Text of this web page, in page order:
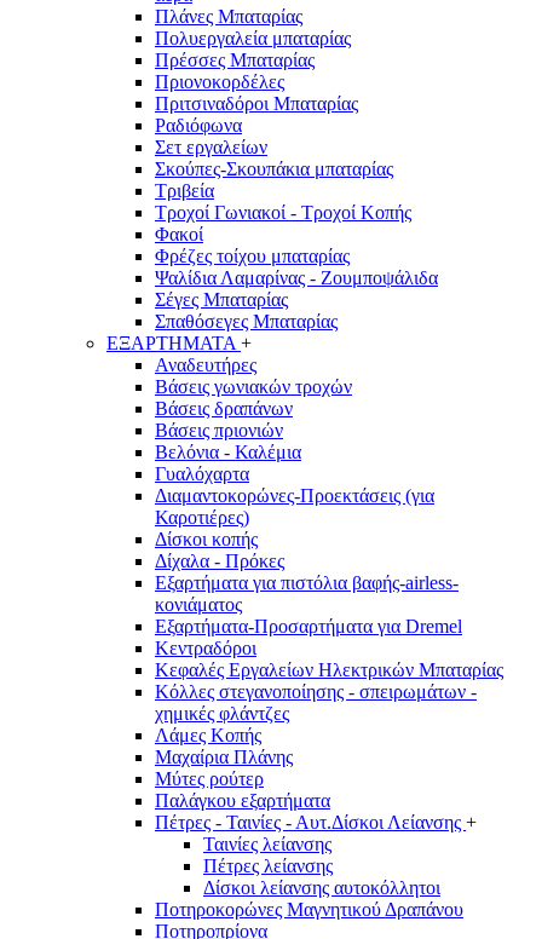
Πλάνες Μπαταρίας
Πολυεργαλεία μπαταρίας
Πρέσσες Μπαταρίας
Πριονοκορδέλες
Πριτσιναδόροι Μπαταρίας
Ραδιόφωνα
Σετ εργαλείων
Σκούπες-Σκουπάκια μπαταρίας
Τριβεία
Τροχοί Γωνιακοί - Τροχοί Κοπής
Φακοί
Φρέζες τοίχου μπαταρίας
Ψαλίδια Λαμαρίνας - Ζουμποψάλιδα
Σέγες Μπαταρίας
Σπαθόσεγες Μπαταρίας
ΕΞΑΡΤΗΜΑΤΑ +
Αναδευτήρες
Βάσεις γωνιακών τροχών
Βάσεις δραπάνων
Βάσεις πριονιών
Βελόνια - Καλέμια
Γυαλόχαρτα
Διαμαντοκορώνες-Προεκτάσεις (για
Καροτιέρες)
Δίσκοι κοπής
Δίχαλα - Πρόκες
Εξαρτήματα για πιστόλια βαφής-airless-
κονιάματος
Εξαρτήματα-Προσαρτήματα για Dremel
Κεντραδόροι
Κεφαλές Εργαλείων Ηλεκτρικών Μπαταρίας
Κόλλες στεγανοποίησης - σπειρωμάτων -
χημικές φλάντζες
Λάμες Κοπής
Μαχαίρια Πλάνης
Μύτες ρούτερ
Παλάγκου εξαρτήματα
Πέτρες - Ταινίες - Αυτ.Δίσκοι Λείανσης +
Ταινίες λείανσης
Πέτρες λείανσης
Δίσκοι λείανσης αυτοκόλλητοι
Ποτηροκορώνες Μαγνητικού Δραπάνου
Ποτηροπρίονα